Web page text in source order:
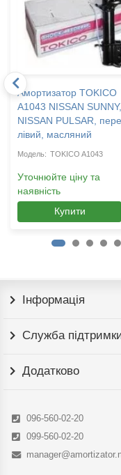
Амортизатор TOKICO
A1043 NISSAN SUNNY,
NISSAN PULSAR,
лівий, масляний
TOKICO A1043
Уточнюйте ціну та
наявність
Купити
Інформація
Служба
Додатково
096-560-02-20
099-560-02-20